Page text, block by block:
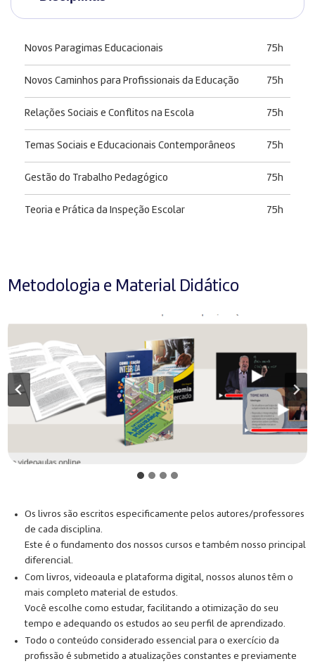
Novos Paragimas Educacionais 75h
Novos Caminhos para Profissionais da Educação 75h
Relações Sociais e Conflitos na Escola 75h
Temas Sociais e Educacionais Contemporâneos 75h
Gestão do Trabalho Pedagógico 75h
Teoria e Prática da Inspeção Escolar 75h
Metodologia e Material Didático
Os livros são escritos especificamente pelos autores/professores
de cada disciplina.
Este é o fundamento dos nossos cursos e também nosso principal
diferencial.
Com livros, videoaula e plataforma digital, nossos alunos têm o
mais completo material de estudos.
Você escolhe como estudar, facilitando a otimização do seu
tempo e adequando os estudos ao seu perfil de aprendizado.
Todo o conteúdo considerado essencial para o exercício da
profissão é submetido a atualizações constantes e previamente